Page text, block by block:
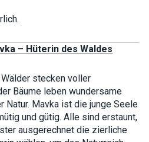
– Hüterin des Waldes
stecken voller
Bäume leben wundersame
Natur. Mavka ist die junge Seele
und gütig. Alle sind erstaunt,
ausgerechnet die zierliche